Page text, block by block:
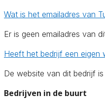
Wat is het emailadres van
Er is geen emailadres van
Heeft het bedrijf een eigen
De website van dit bedrijf
Bedrijven in de buurt